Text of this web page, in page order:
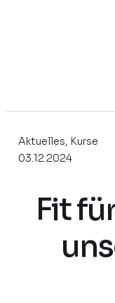
Aktuelles, Kurse
03.12.2024
Fit